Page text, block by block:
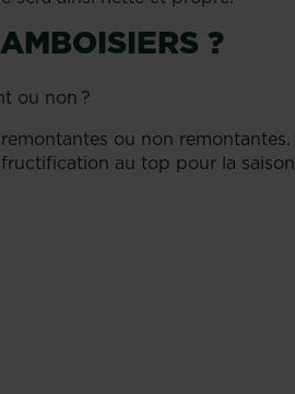
?
ou non ?
ou non
au top pour la